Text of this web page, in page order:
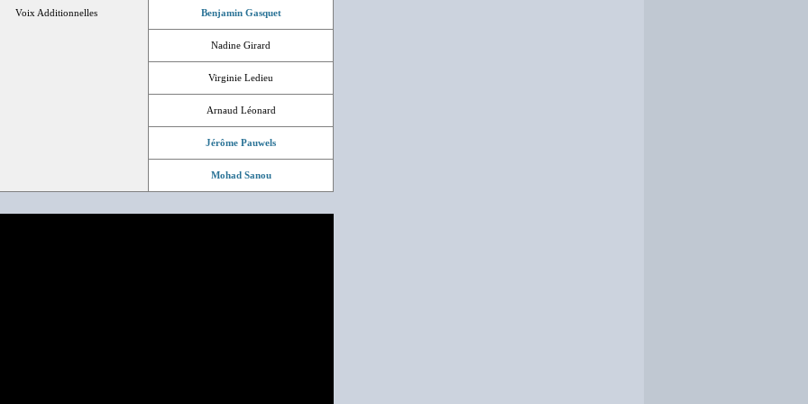
Voix Additionnelles Benjamin Gasquet
Nadine Girard
Virginie Ledieu
Arnaud Léonard
Jérôme Pauwels
Mohad Sanou